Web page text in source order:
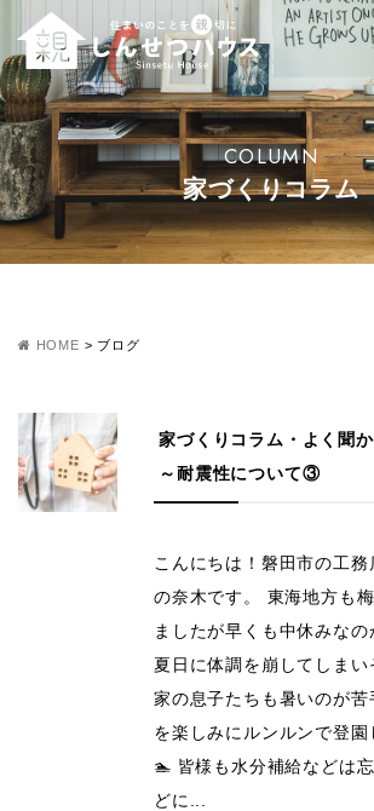
COLUMN
家づくりコラム
HOME > ブログ
家づくりコラム・よく聞
～耐震性について③
こんにちは！磐田市の工務
の奈木です。 東海地方も
ましたが早くも中休みな
夏日に体調を崩してしま
家の息子たちも暑いのが
を楽しみにルンルンで登園
🏊 皆様も水分補給などは
どに...